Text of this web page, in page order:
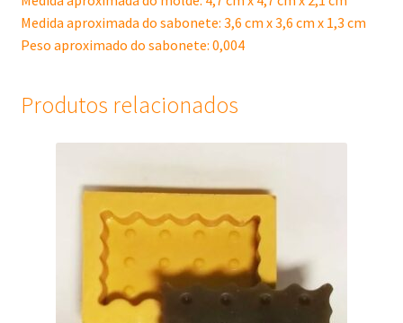
Medida aproximada do sabonete: 3,6 cm x 3,6 cm x 1,3 cm
Peso aproximado do sabonete: 0,004
Produtos relacionados